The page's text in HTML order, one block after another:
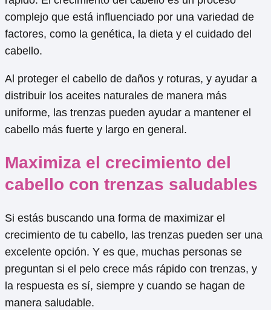
complejo que está influenciado por una variedad de
factores, como la genética, la dieta y el cuidado del
cabello.
Al proteger el cabello de daños y roturas, y ayudar a
distribuir los aceites naturales de manera más
uniforme, las trenzas pueden ayudar a mantener el
cabello más fuerte y largo en general.
Maximiza el crecimiento del
cabello con trenzas saludables
Si estás buscando una forma de maximizar el
crecimiento de tu cabello, las trenzas pueden ser una
excelente opción. Y es que, muchas personas se
preguntan si el pelo crece más rápido con trenzas, y
la respuesta es sí, siempre y cuando se hagan de
manera saludable.